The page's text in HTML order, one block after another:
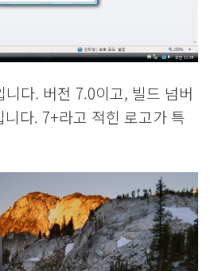
다. 버전 7.0이고, 빌드 넘버
다. 7+라고 적힌 로고가 특